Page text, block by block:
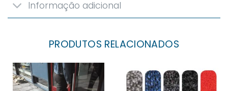
Informação adicional
PRODUTOS RELACIONADOS